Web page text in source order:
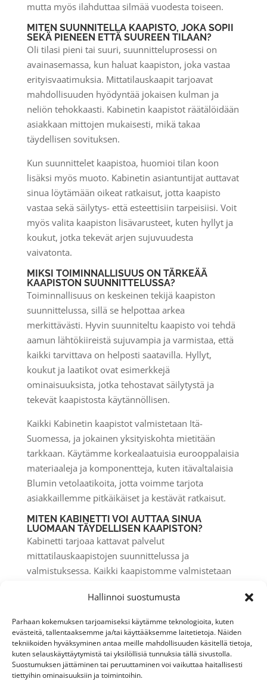
Hallinnoi suostumusta
Parhaan kokemuksen tarjoamiseksi käytämme teknologioita, kuten
evästeitä, tallentaaksemme ja/tai käyttääksemme laitetietoja. Näiden
tekniikoiden hyväksyminen antaa meille mahdollisuuden käsitellä tietoja,
kuten selauskäyttäytymistä tai yksilöllisiä tunnuksia tällä sivustolla.
Suostumuksen jättäminen tai peruuttaminen voi vaikuttaa haitallisesti
tiettyihin ominaisuuksiin ja toimintoihin.
mutta myös ilahduttaa silmää vuodesta toiseen.
MITEN SUUNNITELLA KAAPISTO, JOKA SOPII
SEKÄ PIENEEN ETTÄ SUUREEN TILAAN?
Oli tilasi pieni tai suuri, suunnitteluprosessi on
avainasemassa, kun haluat kaapiston, joka vastaa
erityisvaatimuksia. Mittatilauskaapit tarjoavat
mahdollisuuden hyödyntää jokaisen kulman ja
neliön tehokkaasti. Kabinetin kaapistot räätälöidään
asiakkaan mittojen mukaisesti, mikä takaa
täydellisen sovituksen.
Kun suunnittelet kaapistoa, huomioi tilan koon
lisäksi myös muoto. Kabinetin asiantuntijat auttavat
sinua löytämään oikeat ratkaisut, jotta kaapisto
vastaa sekä säilytys- että esteettisiin tarpeisiisi. Voit
myös valita kaapiston lisävarusteet, kuten hyllyt ja
koukut, jotka tekevät arjen sujuvuudesta
vaivatonta.
MIKSI TOIMINNALLISUUS ON TÄRKEÄÄ
KAAPISTON SUUNNITTELUSSA?
Toiminnallisuus on keskeinen tekijä kaapiston
suunnittelussa, sillä se helpottaa arkea
merkittävästi. Hyvin suunniteltu kaapisto voi tehdä
aamun lähtökiireistä sujuvampia ja varmistaa, että
kaikki tarvittava on helposti saatavilla. Hyllyt,
koukut ja laatikot ovat esimerkkejä
ominaisuuksista, jotka tehostavat säilytystä ja
tekevät kaapistosta käytännöllisen.
Kaikki Kabinetin kaapistot valmistetaan Itä-
Suomessa, ja jokainen yksityiskohta mietitään
tarkkaan. Käytämme korkealaatuisia eurooppalaisia
materiaaleja ja komponentteja, kuten itävaltalaisia
Blumin vetolaatikoita, jotta voimme tarjota
asiakkaillemme pitkäikäiset ja kestävät ratkaisut.
MITEN KABINETTI VOI AUTTAA SINUA
LUOMAAN TÄYDELLISEN KAAPISTON?
Kabinetti tarjoaa kattavat palvelut
mittatilauskaapistojen suunnittelussa ja
valmistuksessa. Kaikki kaapistomme valmistetaan
Työn Liiton Avainlippu-tunnus, mikä takaa
mietityistä VAKIO+ kokonaisuuksista tai räätälöidä
oman kaapistosi.
Kabinetin avulla saat juuri sinun tiloihisi räätälöidyn